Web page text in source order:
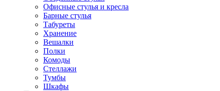
Офисные стулья и кресла
Барные стулья
Табуреты
Хранение
Вешалки
Полки
Комоды
Стеллажи
Тумбы
Шкафы